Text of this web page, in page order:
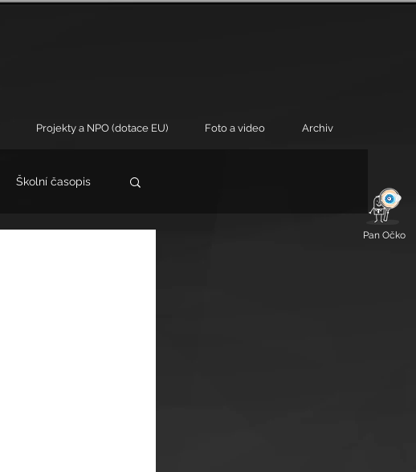
Pan Očko
Projekty a NPO (dotace EU) Foto a video Archiv
Školní časopis